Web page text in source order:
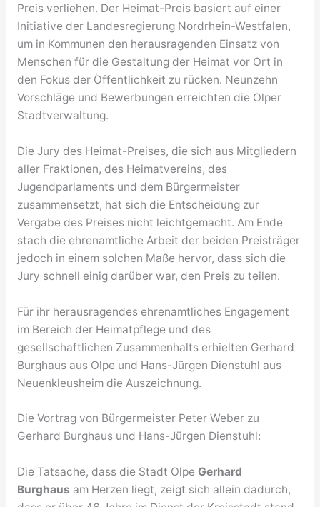
Preis verliehen. Der Heimat-Preis basiert auf einer
Initiative der Landesregierung Nordrhein-Westfalen,
um in Kommunen den herausragenden Einsatz von
Menschen für die Gestaltung der Heimat vor Ort in
den Fokus der Öffentlichkeit zu rücken. Neunzehn
Vorschläge und Bewerbungen erreichten die Olper
Stadtverwaltung.
Die Jury des Heimat-Preises, die sich aus Mitgliedern
aller Fraktionen, des Heimatvereins, des
Jugendparlaments und dem Bürgermeister
zusammensetzt, hat sich die Entscheidung zur
Vergabe des Preises nicht leichtgemacht. Am Ende
stach die ehrenamtliche Arbeit der beiden Preisträger
jedoch in einem solchen Maße hervor, dass sich die
Jury schnell einig darüber war, den Preis zu teilen.
Für ihr herausragendes ehrenamtliches Engagement
im Bereich der Heimatpflege und des
gesellschaftlichen Zusammenhalts erhielten Gerhard
Burghaus aus Olpe und Hans-Jürgen Dienstuhl aus
Neuenkleusheim die Auszeichnung.
Die Vortrag von Bürgermeister Peter Weber zu
Gerhard Burghaus und Hans-Jürgen Dienstuhl:
Die Tatsache, dass die Stadt Olpe Gerhard
Burghaus am Herzen liegt, zeigt sich allein dadurch,